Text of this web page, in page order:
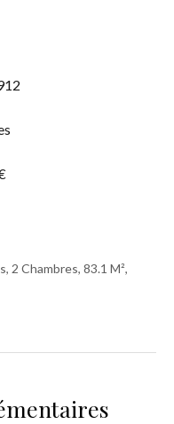
2 Chambres, 83.1 M²,